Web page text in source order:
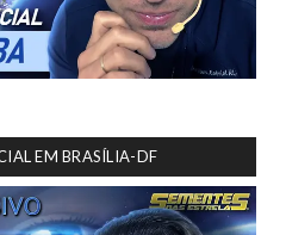
EM BRASÍLIA-DF